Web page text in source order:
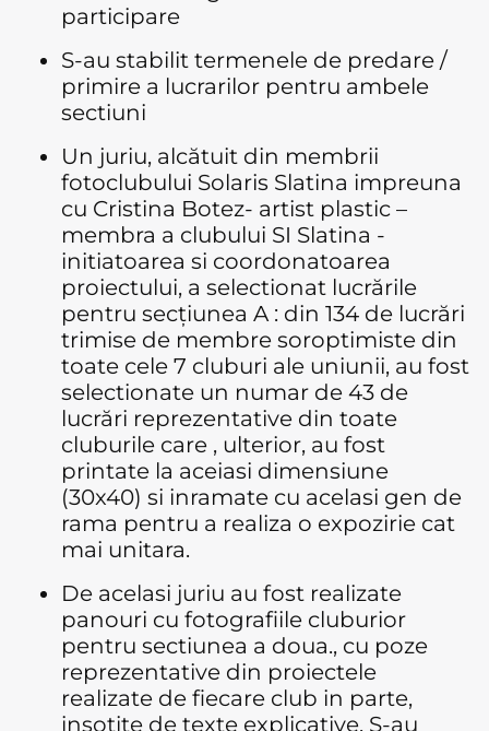
participare
S-au stabilit termenele de predare /
primire a lucrarilor pentru ambele
sectiuni
Un juriu, alcătuit din membrii
fotoclubului Solaris Slatina impreuna
cu Cristina Botez- artist plastic –
membra a clubului SI Slatina -
initiatoarea si coordonatoarea
proiectului, a selectionat lucrările
pentru secțiunea A : din 134 de lucrări
trimise de membre soroptimiste din
toate cele 7 cluburi ale uniunii, au fost
selectionate un numar de 43 de
lucrări reprezentative din toate
cluburile care , ulterior, au fost
printate la aceiasi dimensiune
(30x40) si inramate cu acelasi gen de
rama pentru a realiza o expozirie cat
mai unitara.
De acelasi juriu au fost realizate
panouri cu fotografiile cluburior
pentru sectiunea a doua., cu poze
reprezentative din proiectele
realizate de fiecare club in parte,
insoțite de texte explicative. S-au